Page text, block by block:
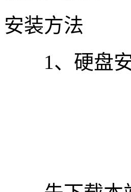
安装方法
1、硬盘安